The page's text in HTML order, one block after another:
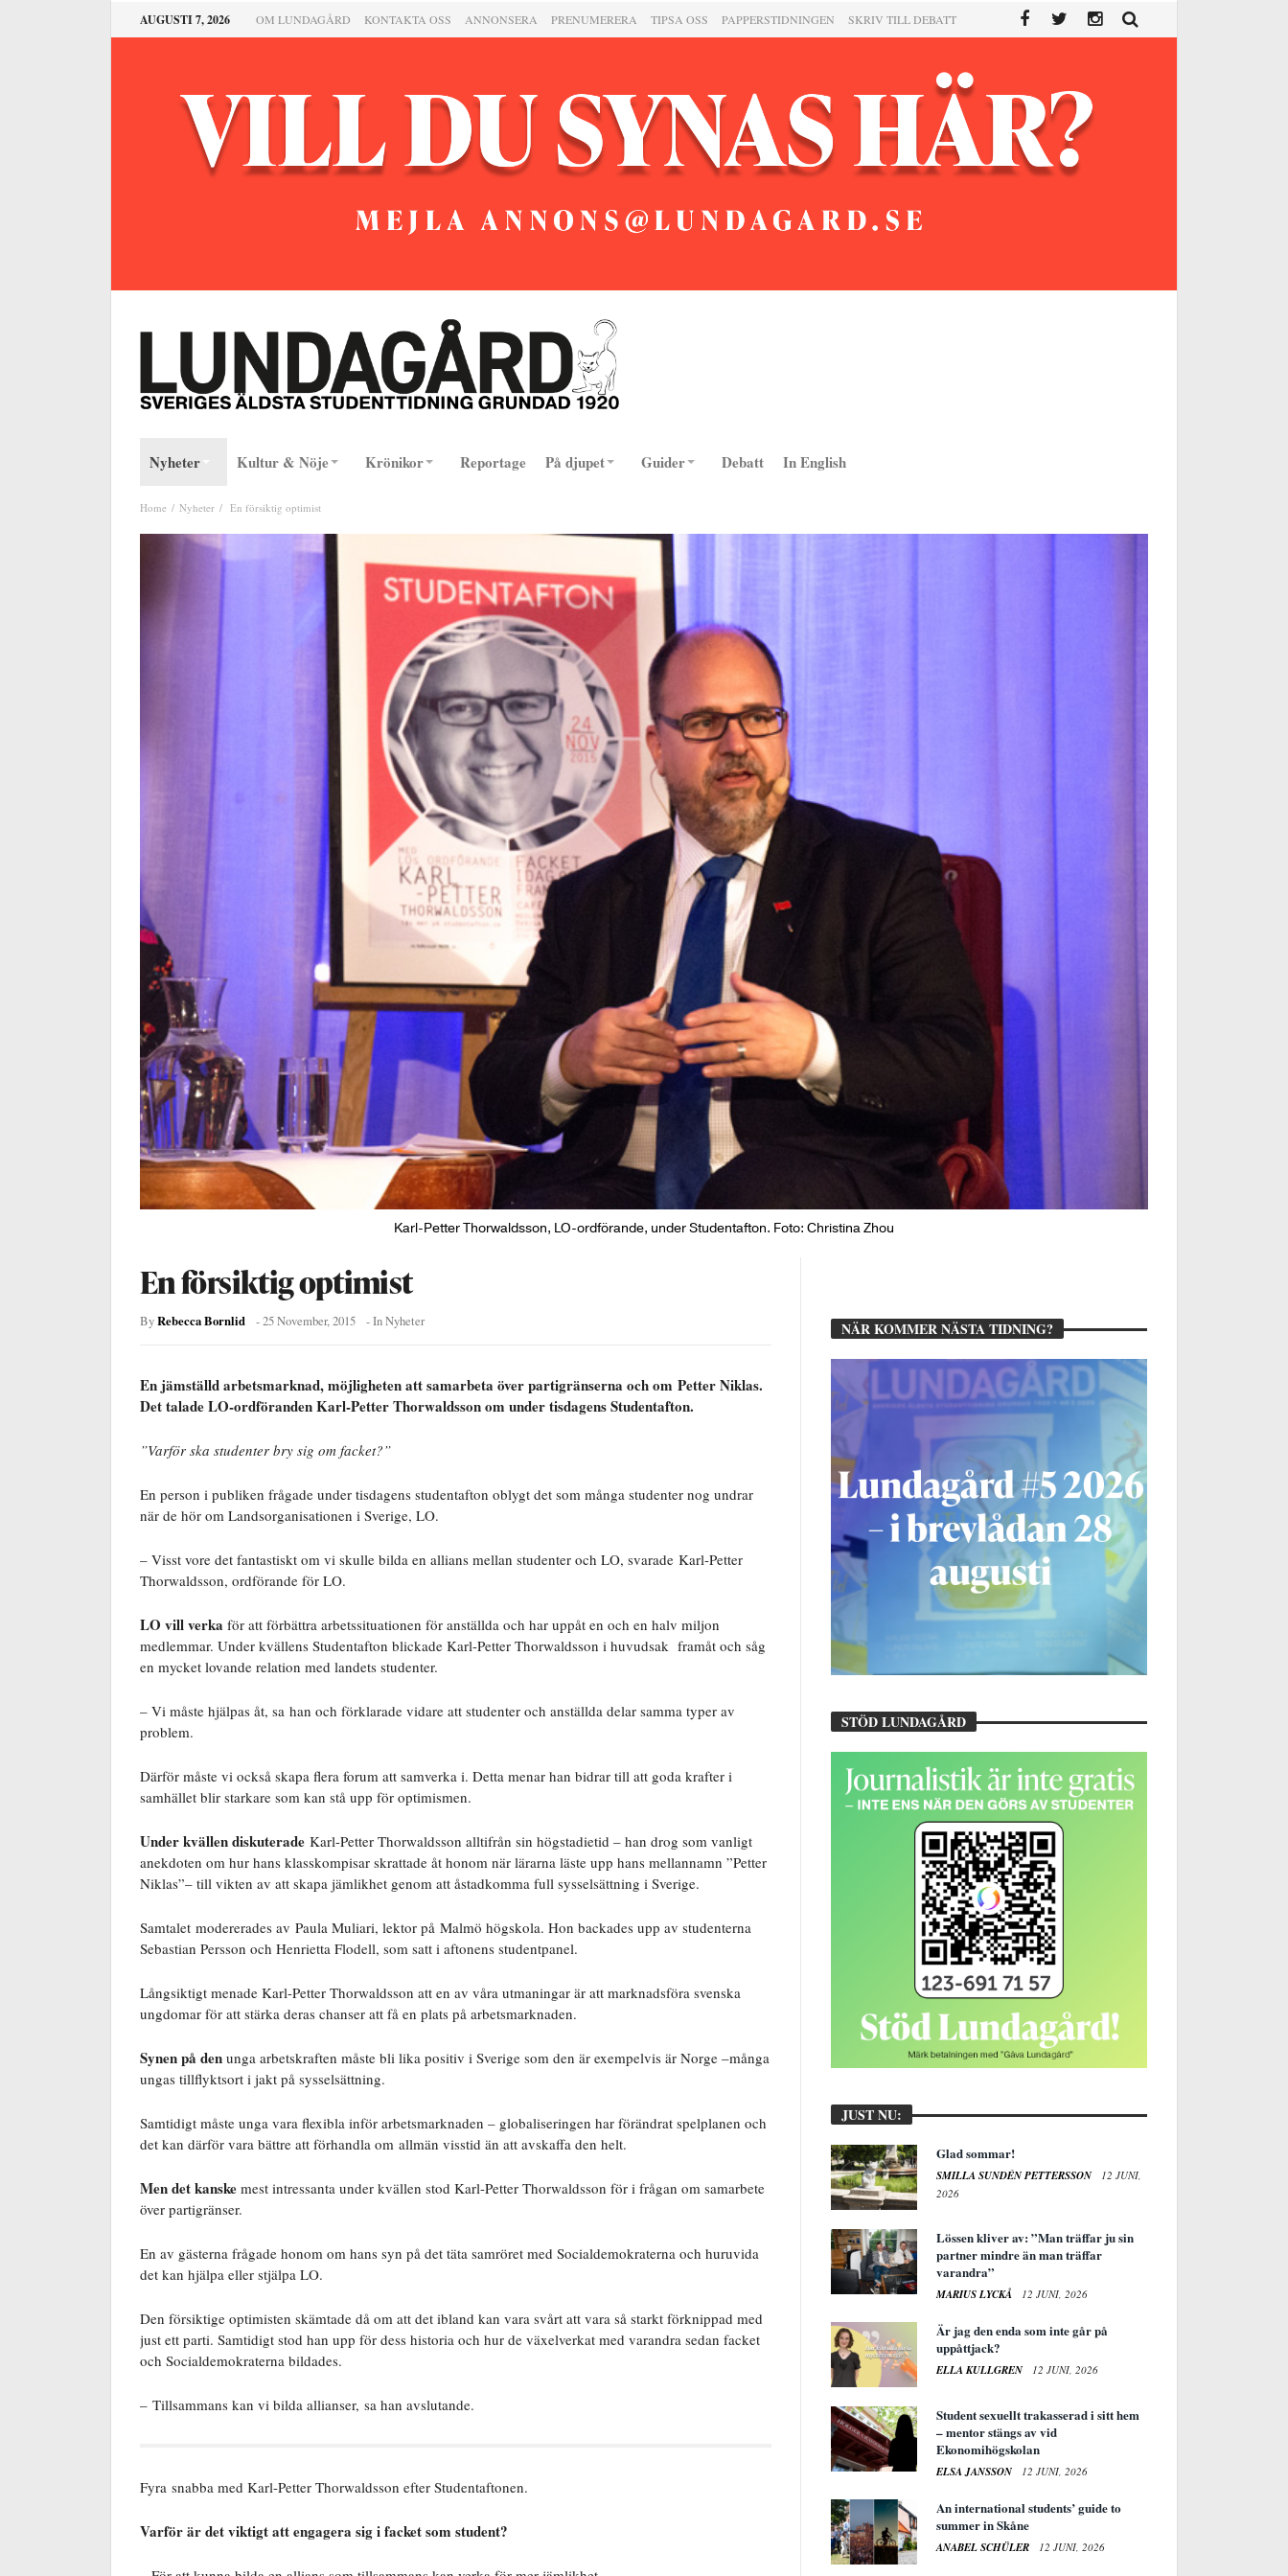
AUGUSTI 7, 2026 OM LUNDAGÅRD KONTAKTA OSS ANNONSERA PRENUMERERA TIPSA OSS PAPPERSTIDNINGEN SKRIV TILL DEBATT
Nyheter Kultur & Nöje Krönikor Reportage På djupet Guider Debatt In English
Home Nyheter En försiktig optimist
Karl-Petter Thorwaldsson, LO-ordförande, under Studentafton. Foto: Christina Zhou
En försiktig optimist
ByRebecca Bornlid -25 November, 2015 - InNyheter
En jämställd arbetsmarknad, möjligheten att samarbeta över partigränserna och om Petter Niklas.
Det talade LO-ordföranden Karl-Petter Thorwaldsson om under tisdagens Studentafton.
”Varför ska studenter bry sig om facket?”
En person i publiken frågade under tisdagens studentafton oblygt det som många studenter nog undrar
när de hör om Landsorganisationen i Sverige, LO.
– Visst vore det fantastiskt om vi skulle bilda en allians mellan studenter och LO, svarade Karl-Petter
Thorwaldsson, ordförande för LO.
LO vill verka för att förbättra arbetssituationen för anställda och har uppåt en och en halv miljon
medlemmar. Under kvällens Studentafton blickade Karl-Petter Thorwaldsson i huvudsak framåt och såg
en mycket lovande relation med landets studenter.
– Vi måste hjälpas åt, sa han och förklarade vidare att studenter och anställda delar samma typer av
problem.
Därför måste vi också skapa flera forum att samverka i. Detta menar han bidrar till att goda krafter i
samhället blir starkare som kan stå upp för optimismen.
Under kvällen diskuterade Karl-Petter Thorwaldsson alltifrån sin högstadietid – han drog som vanligt
anekdoten om hur hans klasskompisar skrattade åt honom när lärarna läste upp hans mellannamn ”Petter
Niklas”– till vikten av att skapa jämlikhet genom att åstadkomma full sysselsättning i Sverige.
Samtalet modererades av Paula Muliari, lektor på Malmö högskola. Hon backades upp av studenterna
Sebastian Persson och Henrietta Flodell, som satt i aftonens studentpanel.
Långsiktigt menade Karl-Petter Thorwaldsson att en av våra utmaningar är att marknadsföra svenska
ungdomar för att stärka deras chanser att få en plats på arbetsmarknaden.
Synen på den unga arbetskraften måste bli lika positiv i Sverige som den är exempelvis är Norge –många
ungas tillflyktsort i jakt på sysselsättning.
Samtidigt måste unga vara flexibla inför arbetsmarknaden – globaliseringen har förändrat spelplanen och
det kan därför vara bättre att förhandla om allmän visstid än att avskaffa den helt.
Men det kanske mest intressanta under kvällen stod Karl-Petter Thorwaldsson för i frågan om samarbete
över partigränser.
En av gästerna frågade honom om hans syn på det täta samröret med Socialdemokraterna och huruvida
det kan hjälpa eller stjälpa LO.
Den försiktige optimisten skämtade då om att det ibland kan vara svårt att vara så starkt förknippad med
just ett parti. Samtidigt stod han upp för dess historia och hur de växelverkat med varandra sedan facket
och Socialdemokraterna bildades.
– Tillsammans kan vi bilda allianser, sa han avslutande.
Fyra snabba med Karl-Petter Thorwaldsson efter Studentaftonen.
Varför är det viktigt att engagera sig i facket som student?
NÄR KOMMER NÄSTA TIDNING?
STÖD LUNDAGÅRD
JUST NU:
Glad sommar!
SMILLA SUNDÉN PETTERSSON
12 JUNI,
2026
Lössen kliver av: ”Man träffar ju sin
partner mindre än man träffar
varandra”
MARIUS LYCKÅ 12 JUNI, 2026
Är jag den enda som inte går på
uppåttjack?
ELLA KULLGREN 12 JUNI, 2026
Student sexuellt trakasserad i sitt hem
– mentor stängs av vid
Ekonomihögskolan
ELSA JANSSON 12 JUNI, 2026
An international students’ guide to
summer in Skåne
ANABEL SCHÜLER 12 JUNI, 2026